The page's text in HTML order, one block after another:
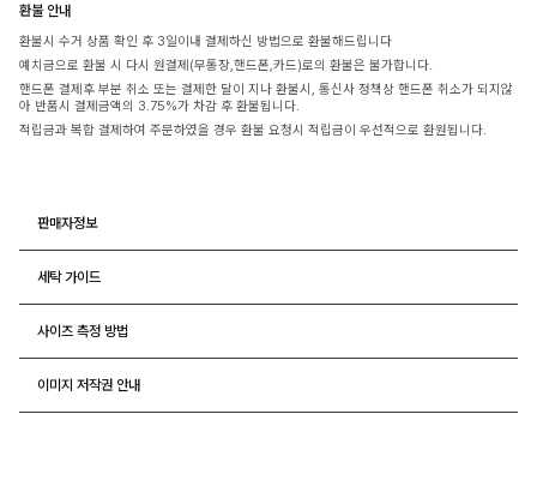
환불 안내
환불시 수거 상품 확인 후 3일이내 결제하신 방법으로 환불해드립니다
예치금으로 환불 시 다시 원결제(무통장,핸드폰,카드)로의 환불은 불가합니다.
핸드폰 결제후 부분 취소 또는 결제한 달이 지나 환불시, 통신사 정책상 핸드폰 취소가 되지않
아 반품시 결제금액의 3.75%가 차감 후 환불됩니다.
적립금과 복합 결제하여 주문하였을 경우 환불 요청시 적립금이 우선적으로 환원됩니다.
판매자정보
세탁 가이드
사이즈 측정 방법
이미지 저작권 안내